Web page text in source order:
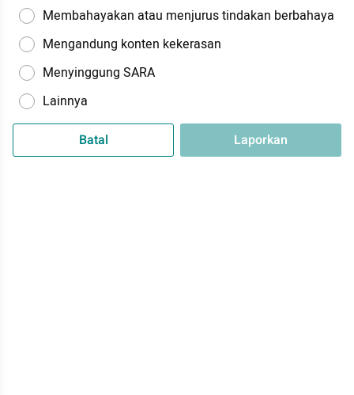
Membahayakan atau menjurus tindakan berbahaya
Mengandung konten kekerasan
Menyinggung SARA
Lainnya
Batal Laporkan